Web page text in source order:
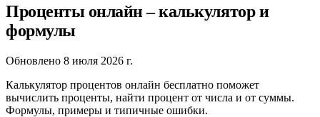
Проценты онлайн – калькулятор и
формулы
Обновлено 8 июля 2026 г.
Калькулятор процентов онлайн бесплатно поможет
вычислить проценты, найти процент от числа и от суммы.
Формулы, примеры и типичные ошибки.